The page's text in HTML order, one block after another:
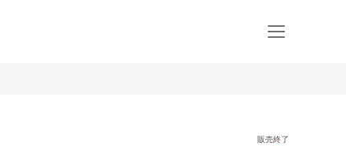
販売終了